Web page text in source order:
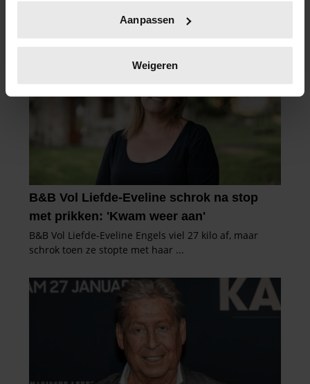
scannen op specifieke eigenschappen (fingerprinting)
verwerkt en stel uw voorkeuren in het
intrekken in de Cookieverklaring.
We gebruiken cookies om content en advertenties te
personaliseren, om functies voor social media te bieden
en om ons websiteverkeer te analyseren. Ook delen we
partners voor social media, adverteren en analyse. Deze
partners kunnen deze gegevens combineren met andere
verzameld op basis van uw gebruik van hun services. U
gebruiken.
Aanpassen
Weigeren